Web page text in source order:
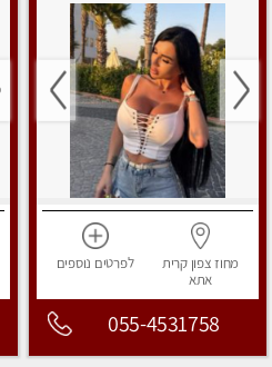
מחוז צפוןקרית
אתא
לפרטים נוספים
055-4531758